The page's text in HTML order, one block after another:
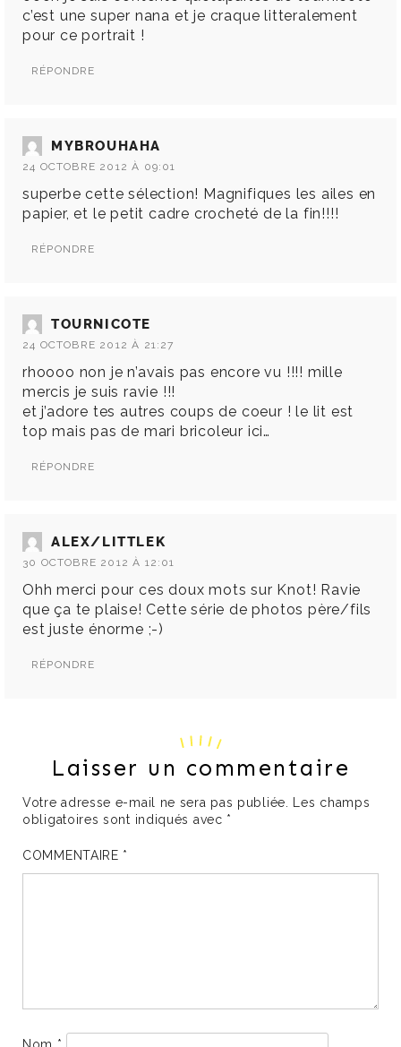
c’est une super nana et je craque litteralement
pour ce portrait !
RÉPONDRE
MYBROUHAHA
24 OCTOBRE 2012 À 09:01
superbe cette sélection! Magnifiques les ailes en
papier, et le petit cadre crocheté de la fin!!!!
RÉPONDRE
TOURNICOTE
24 OCTOBRE 2012 À 21:27
rhoooo non je n’avais pas encore vu !!!! mille
mercis je suis ravie !!!
et j’adore tes autres coups de coeur ! le lit est
top mais pas de mari bricoleur ici…
RÉPONDRE
ALEX/LITTLEK
30 OCTOBRE 2012 À 12:01
Ohh merci pour ces doux mots sur Knot! Ravie
que ça te plaise! Cette série de photos père/fils
est juste énorme ;-)
RÉPONDRE
Laisser un commentaire
Votre adresse e-mail ne sera pas publiée.
Les champs
obligatoires sont indiqués avec *
COMMENTAIRE *